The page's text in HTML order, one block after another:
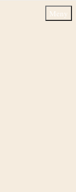
Meny
fram på dagen.
15 o 16.